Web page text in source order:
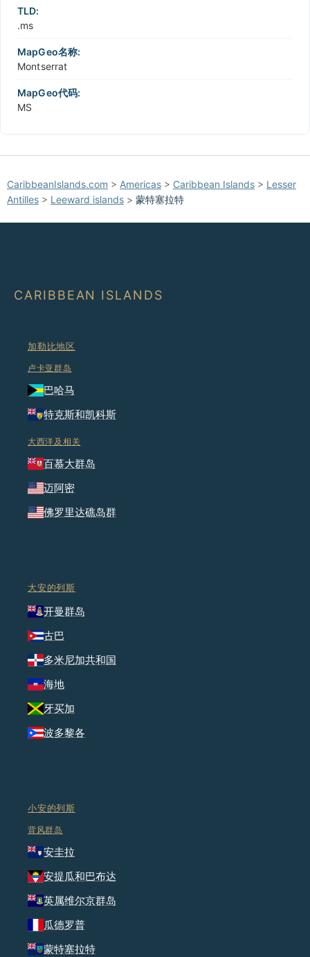
TLD:
.ms
MapGeo名称:
Montserrat
MapGeo代码:
MS
CaribbeanIslands.com > Americas > Caribbean Islands > Lesser
Antilles > Leeward islands > 蒙特塞拉特
CARIBBEAN ISLANDS
加勒比地区
卢卡亚群岛
巴哈马
特克斯和凯科斯
大西洋及相关
百慕大群岛
迈阿密
佛罗里达礁岛群
大安的列斯
开曼群岛
古巴
多米尼加共和国
海地
牙买加
波多黎各
小安的列斯
背风群岛
安圭拉
安提瓜和巴布达
英属维尔京群岛
瓜德罗普
蒙特塞拉特